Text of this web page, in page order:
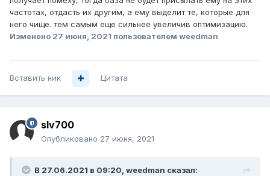
частотах, отдасть их другим, а ему выделит те, которые для
него чище. тем самым еще сильнее увеличив оптимизацию.
Изменено 27 июня, 2021 пользователем weedman
Вставить ник Цитата
slv700
Опубликовано 27 июня, 2021
В 27.06.2021 в 09:20, weedman сказал: